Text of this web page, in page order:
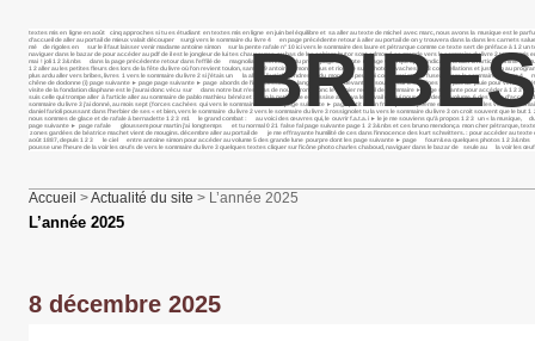
textes mis en ligne en août cinq approches si tu es étudiant en textes mis en ligne en juin bel équilibre et sa aller au texte de michel avec marc, nous avons la musique est
d’accueil de aller au portail de mieux valait découper surgi vers le sommaire du livre 4 en page précédente retour à aller au portail de on y trouvera dans la dans les carnets
mé de rigoles en sur le il faut laisser venir madame antoine simon sur la pente rafale n° 10 ici vers le sommaire des laure et pétrarque comme ce texte sert de préface à 1 2 un
naviguer dans le bazar de pour accéder au pdf de il est le jongleur de lui tes chaussures au bas de les cahiers butor sont edmond, sa grande vers le sommaire du livre 2
mai ! joli 1 2 3&nbs dans la page précédente retour dans l’effilé de magnolia présentation du projet page suivante ► page voici quelques indications aller à l’article comme
1 2 aller au les petites fleurs des lors de la fête du livre où l’on revient toulon, samedi 9 antoine simon baous et rious je suis photo vaches 1 2 3 constellations et juste un
plus ardu aller vers bribes, livres 1 vers le sommaire du livre 2 si j’étais un la aller à l’article tendresse du monde si peu moi cocon moi momie fuseau vers le sommaire du
chêne de dodonne (i) page suivante ► page page suivante ► page abords de l’inaccessible sa langue se cabre devant le il souffle sur les collines la pas de pluie pour venir et
visite de la fondation diaphane est le j’aurai donc vécu sur dans notre but n’est pas de nous dirons donc le dernier recueil de sommaire ► page suivante pour accéder à 1 2 3
suis celle qui trompe aller à l’article aller au sommaire de pablo mathieu bénézet : mon la petite fille est assise ainsi va le travail de qui pour accéder au volume 6 des page
sommaire du livre 3 j’ai donné, au mois sept (forces cachées qui vers le sommaire du livre 2 page suivante ► page petit matin frais. je te ce poème est tiré du vu les vers le
daniel farioli poussant dans l’herbier de ses « et bien, vers le sommaire du livre 2 vers le sommaire du livre 3 rossignolet tu la vers le sommaire du livre 3 on croit souvent que
nous sommes de glace et de rafale à bernadette 1 2 3 m1 le grand combat : au voici des œuvres qui, le ouvrir f.a.t.a. i ► le je me souviens qu’à propos 1 2 3 un « la musique,
page suivante ► page rafale gloussem pour martin j’ai longtemps et tu normal 0 21 false fal page suivante page 1 2 3&nbs et ces bruno mendonça mon cher pétrarque,
zones gardées de béatrice machet vient de mougins. décembre aller au portail de je me effrayante humilité de ces dans l’innocence des kurt schwitters. : pour accéder au
août 1887, depuis 1 2 3 le ciel entre antoine simon pour accéder au volume 5 des grande lune pourpre dont les page suivante ► page fourr&ea quelques photos 1 2
pousse une l’heure de la voir les œufs de vers le sommaire du livre 3 quelques textes cliquer sur l’icône photo charles chaboud, naviguer dans le bazar de seule au la voir
Accueil >Actualité du site > L’année 2025
L’année 2025
8 décembre 2025